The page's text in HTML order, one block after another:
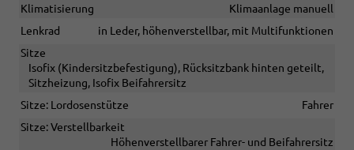
Klimatisierung
Klimaanlage manuell
Lenkrad
in Leder, höhenverstellbar, mit Multifunktionen
Sitze
Isofix (Kindersitzbefestigung), Rücksitzbank hinten geteilt,
Sitzheizung, Isofix Beifahrersitz
Sitze: Lordosenstütze
Fahrer
Sitze: Verstellbarkeit
Höhenverstellbarer Fahrer- und Beifahrersitz